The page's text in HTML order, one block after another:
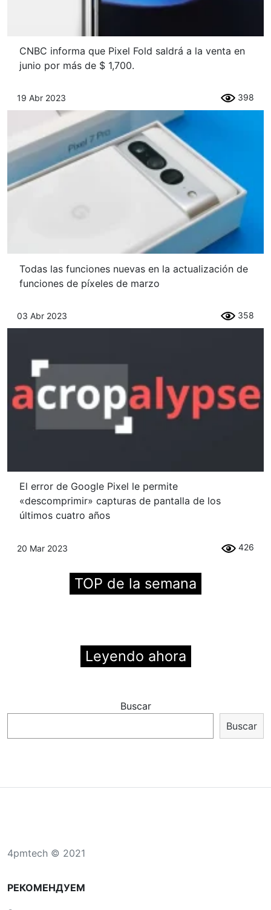
CNBC informa que Pixel Fold saldrá a la venta en
junio por más de $ 1,700.
19 Abr 2023 398
Todas las funciones nuevas en la actualización de
funciones de píxeles de marzo
03 Abr 2023 358
El error de Google Pixel le permite
«descomprimir» capturas de pantalla de los
últimos cuatro años
20 Mar 2023 426
TOP de la semana
Leyendo ahora
Buscar
Buscar
4pmtech © 2021
РЕКОМЕНДУЕМ